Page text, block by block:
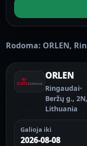
Rodoma: ORLEN,
ORLEN
Ringaudai•
Beržų g.,
Lithuania
Galioja iki
2026-08-08